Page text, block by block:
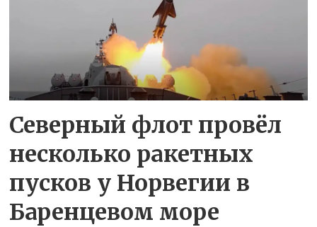
Северный флот провёл
несколько ракетных
пусков у Норвегии в
Баренцевом море